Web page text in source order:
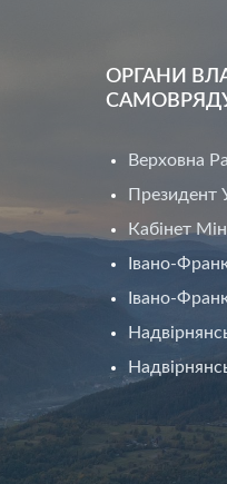
ОРГАНИ
Верховна
Президент
Кабінет
Івано-
Івано-